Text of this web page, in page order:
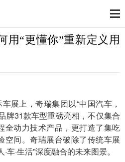
用“更懂你”重新定义用
展上，奇瑞集团以“中国汽车，
牌31款车型重磅亮相，不仅集合
全动力技术产品，更打造了集吃
空间。奇瑞展台破除了传统车展
车·生活”深度融合的未来图景。